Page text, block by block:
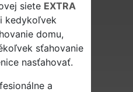
siete EXTRA
kedykoľvek
domu,
sťahovanie
nasťahovať.
a